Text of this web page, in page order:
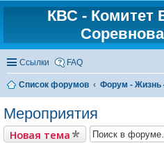
КВС - Комитет
Ссылки FAQ
Список форумов Форум - Жизнь
Мероприятия
Новая тема